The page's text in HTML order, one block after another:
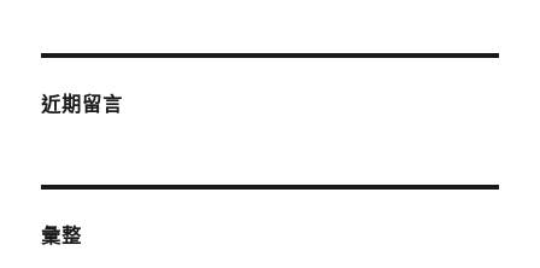
近期留言
彙整